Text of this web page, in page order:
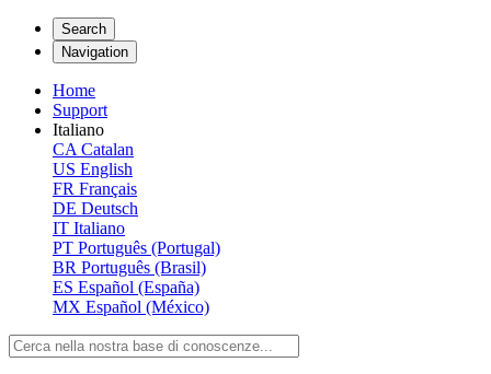
Search
Navigation
Home
Support
Italiano
CA Catalan
US English
FR Français
DE Deutsch
IT Italiano
PT Português (Portugal)
BR Português (Brasil)
ES Español (España)
MX Español (México)